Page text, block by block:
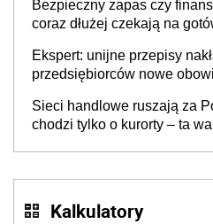
Bezpieczny zapas czy
coraz dłużej czekają na
Ekspert: unijne przepisy
przedsiębiorców nowe
Sieci handlowe ruszają za
chodzi tylko o kurorty – ta
Kalkulatory